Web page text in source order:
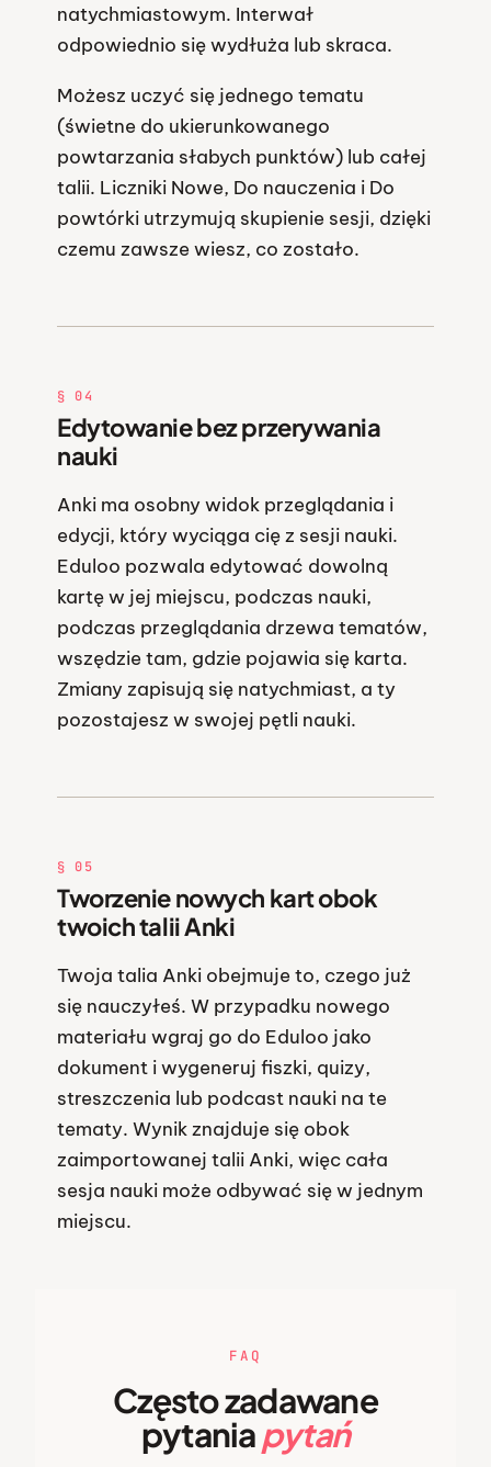
natychmiastowym. Interwał
odpowiednio się wydłuża lub skraca.
Możesz uczyć się jednego tematu
(świetne do ukierunkowanego
powtarzania słabych punktów) lub całej
talii. Liczniki Nowe, Do nauczenia i Do
powtórki utrzymują skupienie sesji, dzięki
czemu zawsze wiesz, co zostało.
§ 04
Edytowanie bez przerywania
nauki
Anki ma osobny widok przeglądania i
edycji, który wyciąga cię z sesji nauki.
Eduloo pozwala edytować dowolną
kartę w jej miejscu, podczas nauki,
podczas przeglądania drzewa tematów,
wszędzie tam, gdzie pojawia się karta.
Zmiany zapisują się natychmiast, a ty
pozostajesz w swojej pętli nauki.
§ 05
Tworzenie nowych kart obok
twoich talii Anki
Twoja talia Anki obejmuje to, czego już
się nauczyłeś. W przypadku nowego
materiału wgraj go do Eduloo jako
dokument i wygeneruj fiszki, quizy,
streszczenia lub podcast nauki na te
tematy. Wynik znajduje się obok
zaimportowanej talii Anki, więc cała
sesja nauki może odbywać się w jednym
miejscu.
FAQ
Często zadawane
pytaniapytań